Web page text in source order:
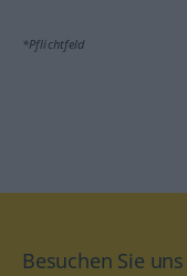
*Pflichtfeld
Besuchen Sie